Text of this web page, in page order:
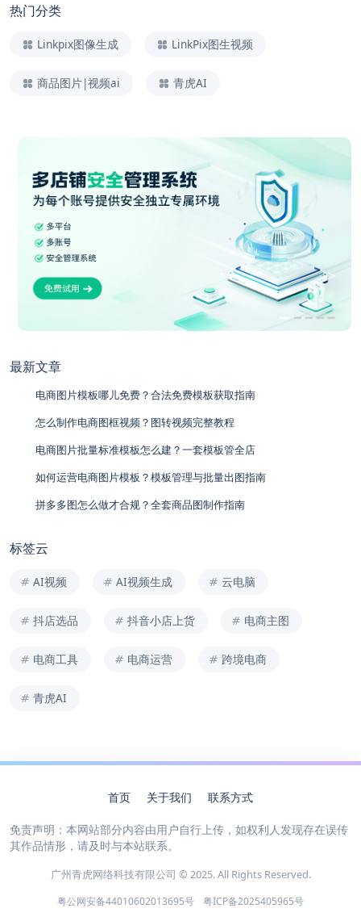
热门分类
Linkpix图像生成 LinkPix图生视频
商品图片|视频ai 青虎AI
最新文章
电商图片模板哪儿免费？合法免费模板获取指南
怎么制作电商图框视频？图转视频完整教程
电商图片批量标准模板怎么建？一套模板管全店
如何运营电商图片模板？模板管理与批量出图指南
拼多多图怎么做才合规？全套商品图制作指南
标签云
AI视频 AI视频生成 云电脑
抖店选品 抖音小店上货 电商主图
电商工具 电商运营 跨境电商
青虎AI
首页 关于我们 联系方式
免责声明：本网站部分内容由用户自行上传，如权利人发现存在误传
其作品情形，请及时与本站联系。
广州青虎网络科技有限公司 © 2025. All Rights Reserved.
粤公网安备44010602013695号 粤ICP备2025405965号